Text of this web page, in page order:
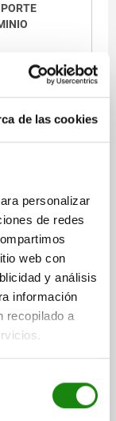
de las cookies
personalizar
de redes
web con
y análisis
información
recopilado a
DETALLES